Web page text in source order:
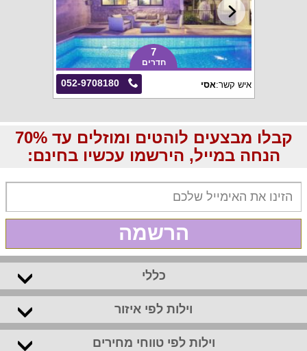
7
חדרים
052-9708180 איש קשר:אסי
קבלו מבצעים לוהטים ומוזלים עד 70%
הנחה במייל, הירשמו עכשיו בחינם:
הרשמה
כללי
וילות לפי איזור
וילות לפי טווחי מחירים